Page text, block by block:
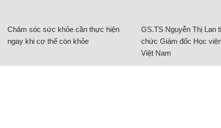
Chăm sóc sức khỏe cần thực hiện
ngay khi cơ thể còn khỏe
GS.TS Nguyễn Thị Lan
chức Giám đốc Học
Việt Nam